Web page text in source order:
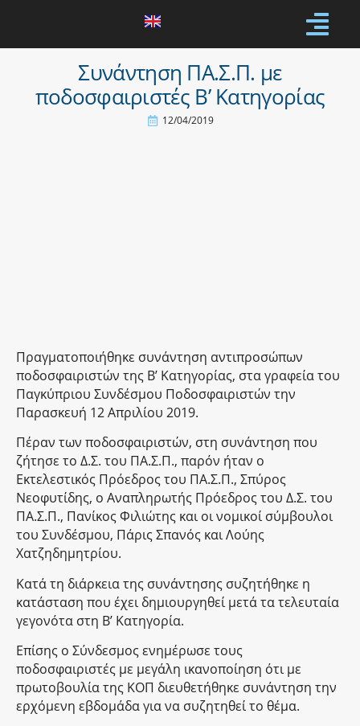
Συνάντηση ΠΑ.Σ.Π. με
ποδοσφαιριστές Β’ Κατηγορίας
12/04/2019
Πραγματοποιήθηκε συνάντηση αντιπροσώπων
ποδοσφαιριστών της Β’ Κατηγορίας, στα γραφεία του
Παγκύπριου Συνδέσμου Ποδοσφαιριστών την
Παρασκευή 12 Απριλίου 2019.
Πέραν των ποδοσφαιριστών, στη συνάντηση που
ζήτησε το Δ.Σ. του ΠΑ.Σ.Π., παρόν ήταν ο
Εκτελεστικός Πρόεδρος του ΠΑ.Σ.Π., Σπύρος
Νεοφυτίδης, ο Αναπληρωτής Πρόεδρος του Δ.Σ. του
ΠΑ.Σ.Π., Πανίκος Φιλιώτης και οι νομικοί σύμβουλοι
του Συνδέσμου, Πάρις Σπανός και Λούης
Χατζηδημητρίου.
Κατά τη διάρκεια της συνάντησης συζητήθηκε η
κατάσταση που έχει δημιουργηθεί μετά τα τελευταία
γεγονότα στη Β’ Κατηγορία.
Επίσης ο Σύνδεσμος ενημέρωσε τους
ποδοσφαιριστές με μεγάλη ικανοποίηση ότι με
πρωτοβουλία της ΚΟΠ διευθετήθηκε συνάντηση την
ερχόμενη εβδομάδα για να συζητηθεί το θέμα.